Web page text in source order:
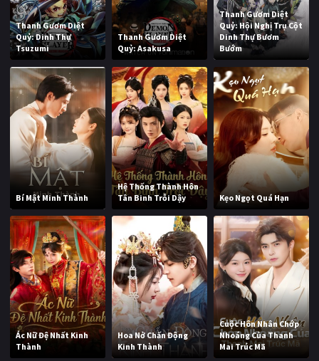
Thanh Gươm Diệt
Quỷ: Dinh Thự
Tsuzumi
Thanh Gươm Diệt
Quỷ: Asakusa
Thanh Gươm Diệt
Quỷ: Hội Nghị Trụ Cột
Dinh Thự Bươm
Bướm
Bí Mật Minh Thành
Hệ Thống Thành Hôn
Tân Binh Trỗi Dậy
Kẹo Ngọt Quá Hạn
Ác Nữ Đệ Nhất Kinh
Thành
Hoa Nở Chấn Động
Kinh Thành
Cuộc Hôn Nhân Chớp
Nhoáng Của Thanh
Mai Trúc Mã